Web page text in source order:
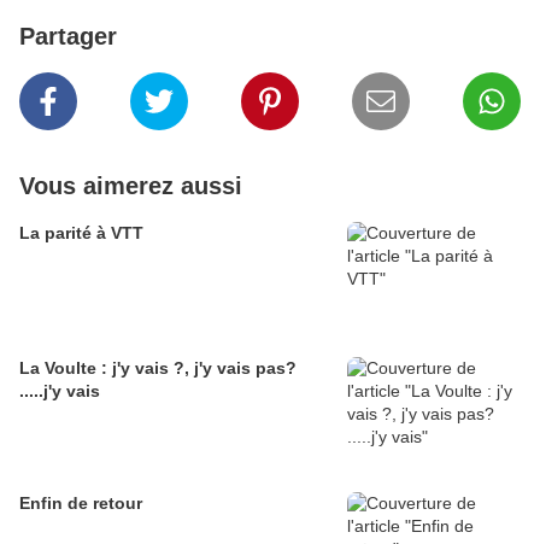
Partager
Vous aimerez aussi
La parité à VTT
La Voulte : j'y vais ?, j'y vais pas?
.....j'y vais
Enfin de retour